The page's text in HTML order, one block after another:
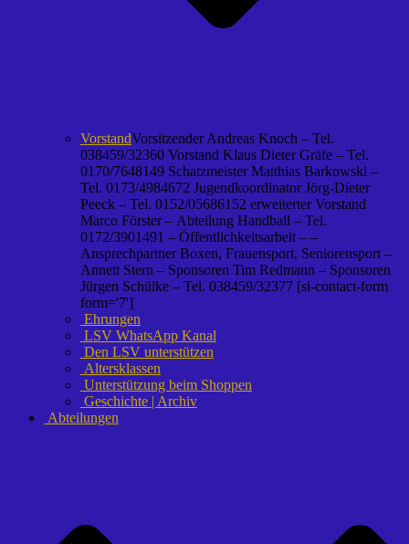
VorstandVorsitzender Andreas Knoch – Tel.
038459/32360 Vorstand Klaus Dieter Gräfe – Tel.
0170/7648149 Schatzmeister Matthias Barkowski –
Tel. 0173/4984672 Jugendkoordinator Jörg-Dieter
Peeck – Tel. 0152/05686152 erweiterter Vorstand
Marco Förster – Abteilung Handball – Tel.
0172/3901491 – Öffentlichkeitsarbeit – –
Ansprechpartner Boxen, Frauensport, Seniorensport –
Annett Stern – Sponsoren Tim Redmann – Sponsoren
Jürgen Schülke – Tel. 038459/32377 [si-contact-form
form='7']
Ehrungen
LSV WhatsApp Kanal
Den LSV unterstützen
Altersklassen
Unterstützung beim Shoppen
Geschichte | Archiv
Abteilungen